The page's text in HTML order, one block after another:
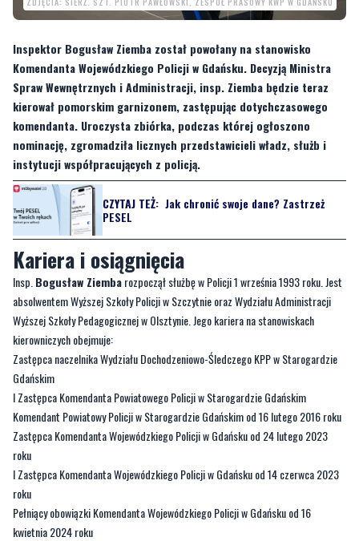
Komendanta Wojewódzkiego Policji w Gdańsku. Decyzją Ministra
kierował pomorskim garnizonem, zastępując dotychczasowego
komendanta. Uroczysta zbiórka, podczas której ogłoszono
nominację, zgromadziła licznych przedstawicieli władz, służb i
instytucji współpracujących z policją.
CZYTAJ TEŻ:Jak chronić swoje dane? Zastrzeż
PESEL
Kariera i osiągnięcia
Insp.Bogusław Ziembarozpoczął służbę w Policji 1 września 1993 roku. Jest
absolwentem Wyższej Szkoły Policji w Szczytnie oraz Wydziału Administracji
Wyższej Szkoły Pedagogicznej w Olsztynie. Jego kariera na stanowiskach
kierowniczych obejmuje:
Zastępca naczelnika Wydziału Dochodzeniowo-Śledczego KPP w Starogardzie
Gdańskim
I Zastępca Komendanta Powiatowego Policji w Starogardzie Gdańskim
Komendant Powiatowy Policji w Starogardzie Gdańskim od 16 lutego 2016 roku
Zastępca Komendanta Wojewódzkiego Policji w Gdańsku od 24 lutego 2023
roku
I Zastępca Komendanta Wojewódzkiego Policji w Gdańsku od 14 czerwca 2023
roku
Pełniący obowiązki Komendanta Wojewódzkiego Policji w Gdańsku od 16
kwietnia 2024 roku
Insp. Ziemba został odznaczony Brązowym Krzyżem Zasługi oraz Srebrnym
Medalem za Długoletnią Służbę.
[youtube]WB2rHPkzxus?si=02nhAFv6zwbpytd9[/youtube]